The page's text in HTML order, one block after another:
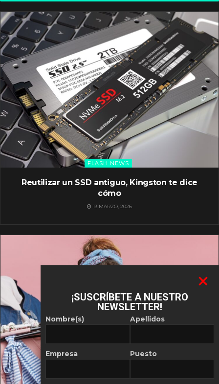
FLASH NEWS
Reutilizar un SSD antiguo, Kingston te dice
cómo
13 MARZO, 2026
¡SUSCRÍBETE A NUESTRO
NEWSLETTER!
Nombre(s)
Empresa
Apellidos
Puesto